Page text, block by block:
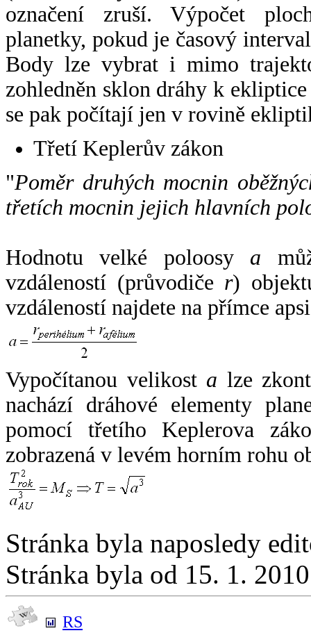
označení zruší. Výpočet
planetky, pokud je časový
Body lze vybrat i mimo
zohledněn sklon dráhy k
se pak počítají jen v rovině
Třetí Keplerův zákon
"Poměr druhých mocnin
třetích mocnin jejich hlavních
Hodnotu velké poloosy a
vzdáleností (průvodiče r)
vzdáleností najdete na přímce
Vypočítanou velikost a lze
nachází dráhové elementy
pomocí třetího Keplerova
zobrazená v levém horním rohu
Stránka byla naposledy
Stránka byla od 15. 1.
RS